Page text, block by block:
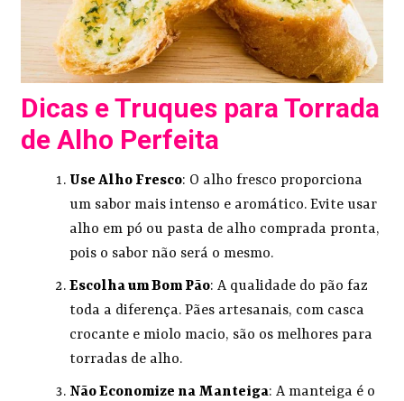
Dicas e Truques para Torrada
de Alho Perfeita
Use Alho Fresco: O alho fresco proporciona
um sabor mais intenso e aromático. Evite usar
alho em pó ou pasta de alho comprada pronta,
pois o sabor não será o mesmo.
Escolha um Bom Pão: A qualidade do pão faz
toda a diferença. Pães artesanais, com casca
crocante e miolo macio, são os melhores para
torradas de alho.
Não Economize na Manteiga: A manteiga é o